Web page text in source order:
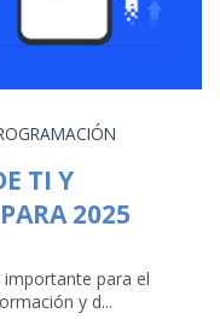
TI Y
2025
para el
y d...